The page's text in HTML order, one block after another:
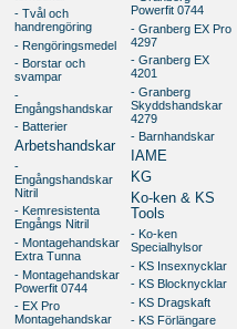
- Tvål och
handrengöring
- Rengöringsmedel
- Borstar och
svampar
-
Engångshandskar
- Batterier
Arbetshandskar
-
Engångshandskar
Nitril
- Kemresistenta
Engångs Nitril
- Montagehandskar
Extra Tunna
- Montagehandskar
Powerfit 0744
- EX Pro
Montagehandskar
Powerfit 0744
- Granberg EX Pro
4297
- Granberg EX
4201
- Granberg
Skyddshandskar
4279
- Barnhandskar
IAME
KG
Ko-ken & KS
Tools
- Ko-ken
Specialhylsor
- KS Insexnycklar
- KS Blocknycklar
- KS Dragskaft
- KS Förlängare